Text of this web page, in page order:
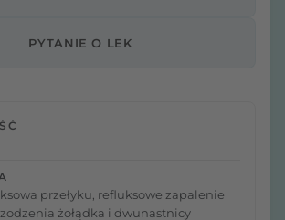
PYTANIE O LEK
przełyku, refluksowe zapalenie
żołądka i dwunastnicy